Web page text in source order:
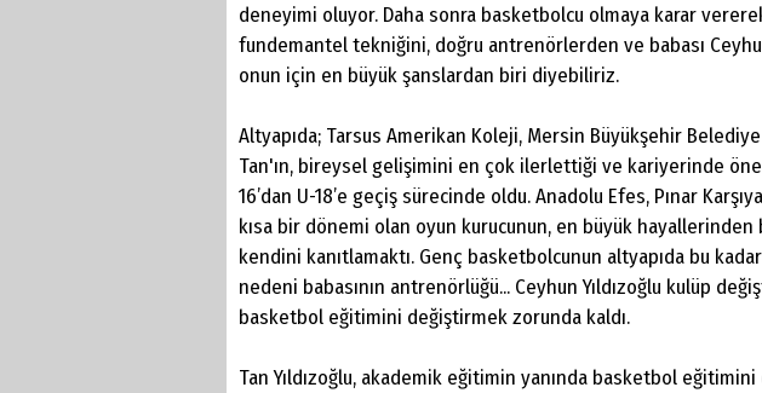
deneyimi oluyor. Daha sonra basketbolcu olmaya karar
fundemantel tekniğini, doğru antrenörlerden ve babası Ceyhun
onun için en büyük şanslardan biri diyebiliriz.
Altyapıda; Tarsus Amerikan Koleji, Mersin Büyükşehir
Tan'ın, bireysel gelişimini en çok ilerlettiği ve kariyerinde
16’dan U-18’e geçiş sürecinde oldu. Anadolu Efes, Pınar
kısa bir dönemi olan oyun kurucunun, en büyük hayallerinden
kendini kanıtlamaktı. Genç basketbolcunun altyapıda bu
nedeni babasının antrenörlüğü... Ceyhun Yıldızoğlu kulüp
basketbol eğitimini değiştirmek zorunda kaldı.
Tan Yıldızoğlu, akademik eğitimin yanında basketbol